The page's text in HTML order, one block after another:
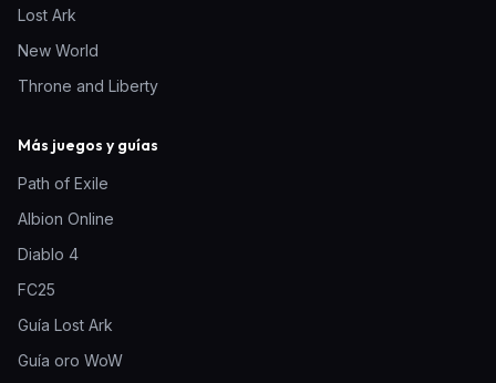
Lost Ark
New World
Throne and Liberty
Más juegos y guías
Path of Exile
Albion Online
Diablo 4
FC25
Guía Lost Ark
Guía oro WoW